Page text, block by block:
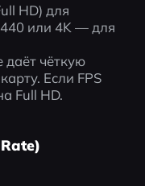
HD) для
или 4K — для
чёткую
Если FPS
Full HD.